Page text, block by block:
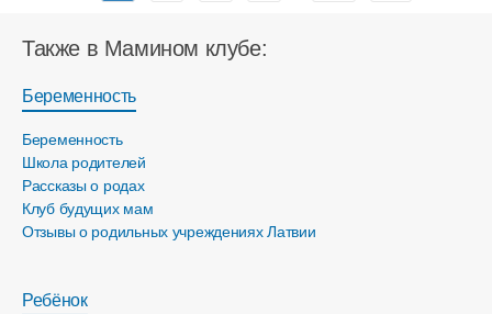
Также в Мамином клубе:
Беременность
Беременность
Школа родителей
Рассказы о родах
Клуб будущих мам
Отзывы о родильных учреждениях Латвии
Ребёнок